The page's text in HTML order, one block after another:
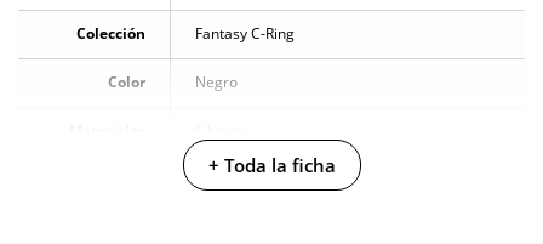
Colección Fantasy C-Ring
Color Negro
+ Toda la ficha